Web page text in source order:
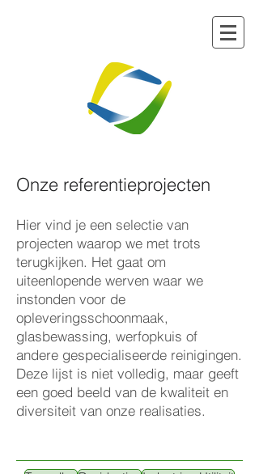
Onze referentieprojecten
Hier vind je een selectie van
projecten waarop we met trots
terugkijken. Het gaat om
uiteenlopende werven waar we
instonden voor de
opleveringsschoonmaak,
glasbewassing, werfopkuis of
andere gespecialiseerde reinigingen.
Deze lijst is niet volledig, maar geeft
een goed beeld van de kwaliteit en
diversiteit van onze realisaties.